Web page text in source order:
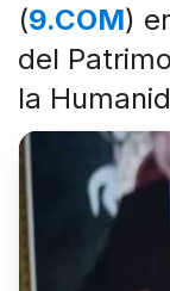
(9.COM)
del
la